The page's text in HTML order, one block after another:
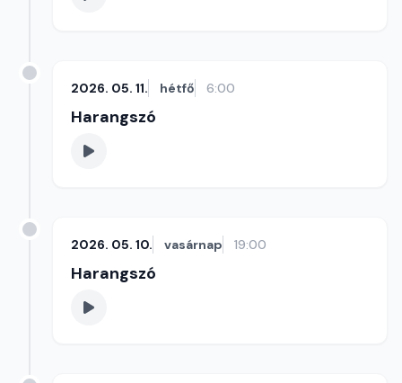
2026. 05. 11. hétfő 6:00
Harangszó
2026. 05. 10. vasárnap 19:00
Harangszó